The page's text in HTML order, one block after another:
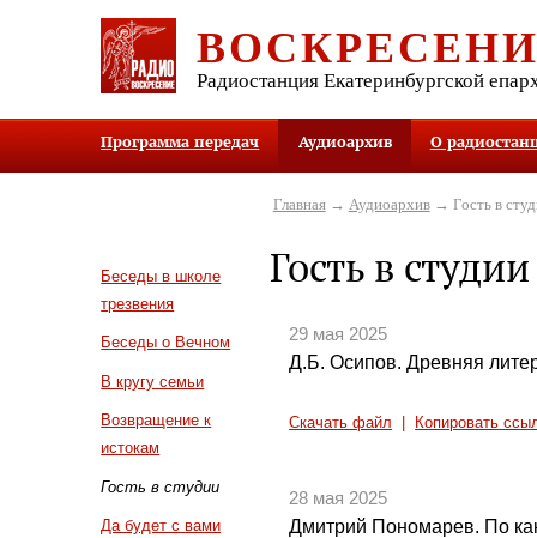
Радиостанция Екатеринбургской
Программа передач Аудиоархив О
Беседы в школе
трезвения
Беседы о Вечном
В кругу семьи
Возвращение к
истокам
Гость в студии
Да будет с вами
Главная→ Аудиоархив→ Гость в
Гость в студии
29 мая 2025
Д.Б. Осипов. Древняя
Скачать файл Копировать
28 мая 2025
Дмитрий Пономарев. По